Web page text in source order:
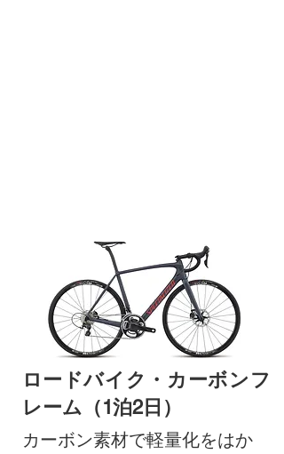
ロードバイク・カーボンフ
レーム（1泊2日）
カーボン素材で軽量化をはか